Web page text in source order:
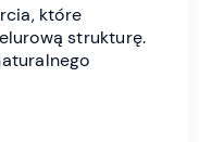
które
strukturę.